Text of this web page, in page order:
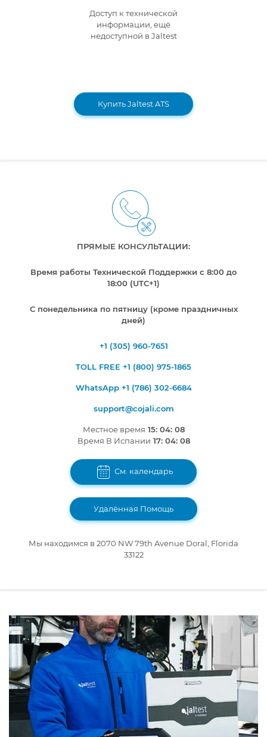
Доступ к технической
информации, ещё
недоступной в Jaltest
Купить Jaltest ATS
ПРЯМЫЕ КОНСУЛЬТАЦИИ:
Время работы Технической Поддержки с 8:00 до
18:00 (UTC+1)
С понедельника по пятницу (кроме праздничных
дней)
+1 (305) 960-7651
TOLL FREE +1 (800) 975-1865
WhatsApp +1 (786) 302-6684
support@cojali.com
Местное время 15: 04: 09
Время В Испании 17: 04: 09
См. календарь
Удалённая Помощь
Мы находимся в 2070 NW 79th Avenue Doral, Florida
33122